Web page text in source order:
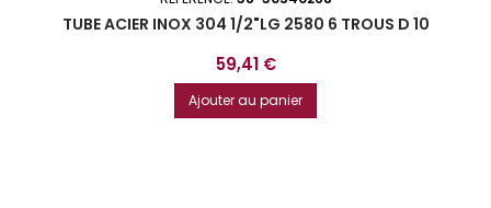
TUBE ACIER INOX 304 1/2"LG 2580 6 TROUS D 10
Prix
59,41 €
Ajouter au panier